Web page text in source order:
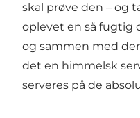
skal prøve den – og
oplevet en så fugtig
og sammen med
det en himmelsk
serveres på de